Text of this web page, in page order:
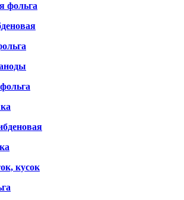
фольга
кусок